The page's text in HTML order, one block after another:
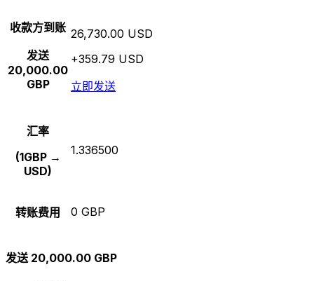
收款方到账
发送
20,000.00
GBP
26,730.00 USD
+359.79 USD
立即发送
汇率
(1GBP →
USD)
1.336500
转账费用 0 GBP
发送 20,000.00 GBP